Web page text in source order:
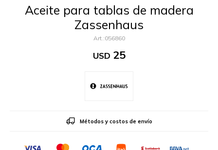
Aceite para tablas de madera
Zassenhaus
056860
USD 25
Métodos y costos de envío